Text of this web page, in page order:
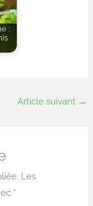
:
Article suivant →
Les
*